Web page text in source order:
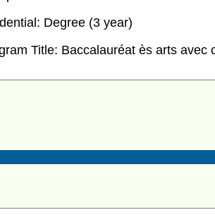
Degree (3 year)
Title: Baccalauréat ès arts avec